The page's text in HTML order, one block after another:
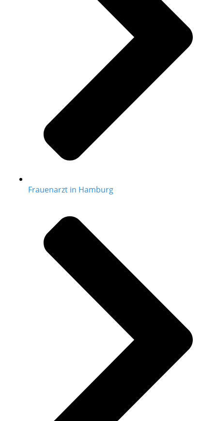
Frauenarzt in Hamburg